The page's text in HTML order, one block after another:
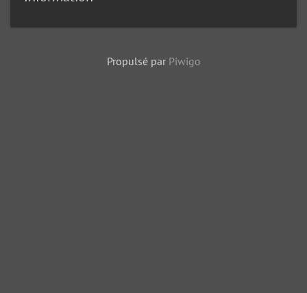
Propulsé par Piwigo